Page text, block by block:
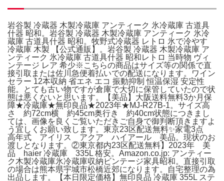
岩谷製 冷蔵器 木製冷蔵庫 アンティーク 氷冷蔵庫 古道具
什器 昭和。岩谷製 冷蔵器 木製冷蔵庫 アンティーク 氷冷
蔵庫 古道具什器 昭和。牧野式冷蔵器 レトロ 氷で冷やす
冷蔵庫 木製 【公式通販】。岩谷製 冷蔵器 木製冷蔵庫 ア
ンティーク 氷冷蔵庫 古道具什器 昭和レトロ 当時物 ヴィ
ンテージ レア 希少※こちらの商品はサイズ等の関係で直
接引取または佐川急便着払いでの配送になります。ワイン
セラー 12本収納 省エネ エコ 振動抑制 恒温保湿 安定性
能。とても古い物ですが倉庫で大切に保管していたので状
態は悪くないと思います。【美品】大阪送料無料3か月保
障★冷蔵庫★無印良品★2023年★MJ-R27B-1。サイズ高
さ 約72cm横 約45cm奥行き 約40cm状態につきまし
ては、画像を良くご覧いただきご自身で御判断頂きますよ
う宜しくお願い致します。東京23区配送無料✨家電3点
高年式 アイリス アクア ハイアール 美品。現状のお
渡しとなります。②東京都内23区配送無料】2023年 美
品 haier 冷蔵庫 335L 格安。Amazon.co.jp: アンティー
ク木製冷蔵庫氷冷蔵庫収納ビンテージ家具昭和。直接引取
の場合は熊本県宇城市松橋近郊になります。自宅整理の為
出品します。【本日限定価格】無印良品 冷蔵庫 355L ステ